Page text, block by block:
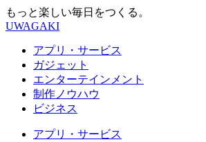
もっと楽しい毎日をつくる。
UWAGAKI
アプリ・サービス
ガジェット
エンターテインメント
制作ノウハウ
ビジネス
アプリ・サービス